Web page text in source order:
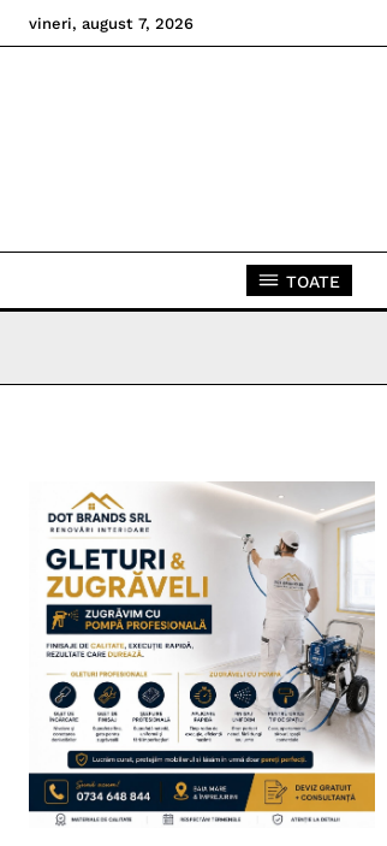
vineri, august 7, 2026
TOATE